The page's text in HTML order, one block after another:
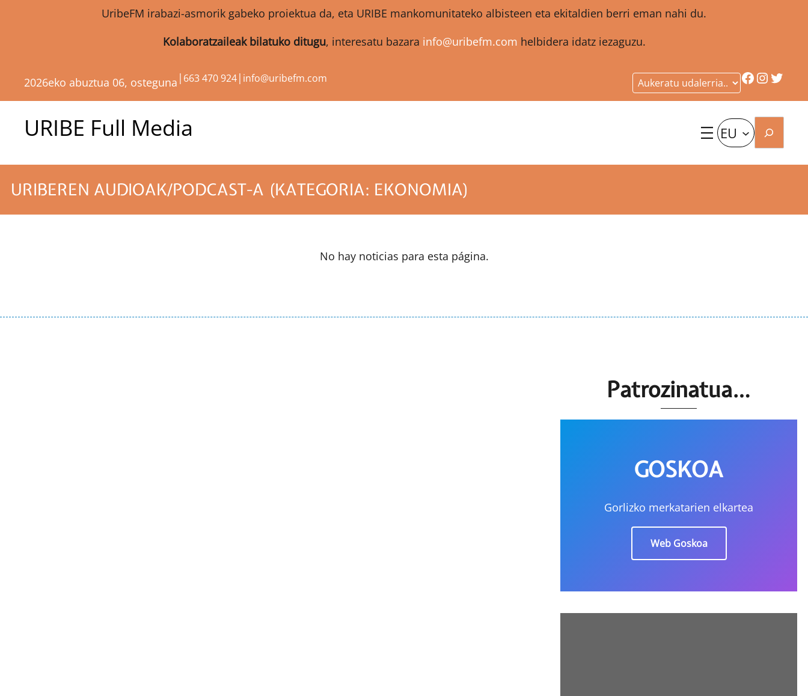
UribeFM irabazi-asmorik gabeko proiektua da, eta URIBE mankomunitateko albisteen eta ekitaldien berri eman nahi du.
Kolaboratzaileak bilatuko ditugu, interesatu bazara info@uribefm.com helbidera idatz iezaguzu.
2026eko abuztua 06, osteguna | 663 470 924| info@uribefm.com Facebook
URIBE Full Media EU Bilatu
URIBEREN AUDIOAK/PODCAST-A (KATEGORIA: EKONOMIA)
No hay noticias para esta página.
Patrozinatua…
GOSKOA
Gorlizko merkatarien elkartea
Web Goskoa